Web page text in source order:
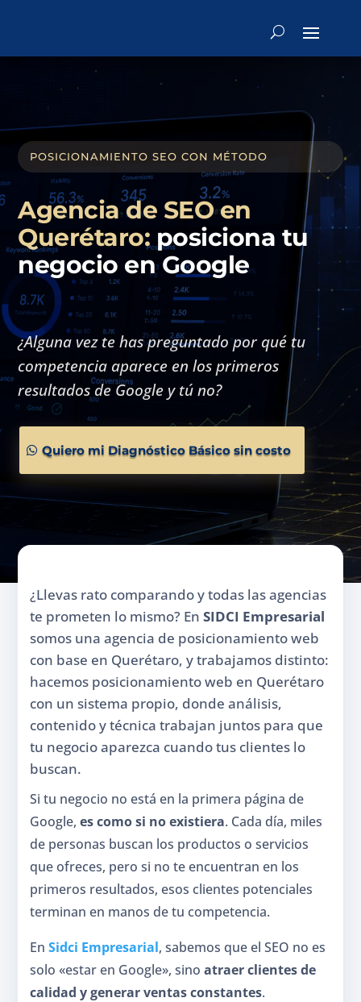
POSICIONAMIENTO SEO CON MÉTODO
Agencia de SEO en
Querétaro:posiciona tu
negocio en Google
¿Alguna vez te has preguntado por qué tu
competencia aparece en los primeros
resultados de Google y tú no?
Quiero mi Diagnóstico Básico sin costo
¿Llevas rato comparando y todas las agencias
te prometen lo mismo? EnSIDCI Empresarial
somos una agencia de posicionamiento web
con base en Querétaro, y trabajamos distinto:
hacemos posicionamiento web en Querétaro
con un sistema propio, donde análisis,
contenido y técnica trabajan juntos para que
tu negocio aparezca cuando tus clientes lo
buscan.
Si tu negocio no está en la primera página de
Google,es como si no existiera. Cada día, miles
de personas buscan los productos o servicios
que ofreces, pero si no te encuentran en los
primeros resultados, esos clientes potenciales
terminan en manos de tu competencia.
EnSidci Empresarial, sabemos que el SEO no es
solo «estar en Google», sinoatraer clientes de
calidad y generar ventas constantes.